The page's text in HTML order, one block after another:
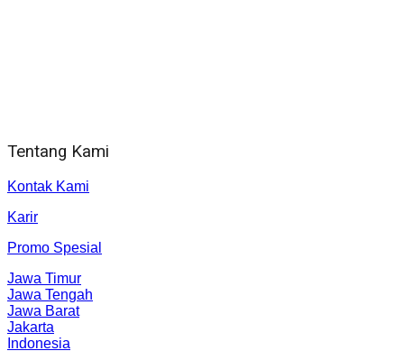
Tentang Kami
Kontak Kami
Karir
Promo Spesial
Jawa Timur
Jawa Tengah
Jawa Barat
Jakarta
Indonesia